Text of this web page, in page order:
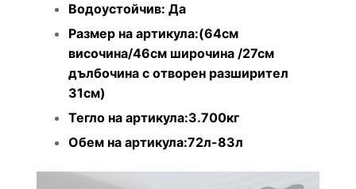
Водоустойчив: Да
Размер на артикула:(64см
височина/46см широчина /27см
дълбочина с отворен разширител
31см)
Тегло на артикула:3.700кг
Обем на артикула:72л-83л